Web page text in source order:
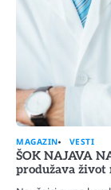
MAGAZIN VESTI
ŠOK NAJAVA
produžava život